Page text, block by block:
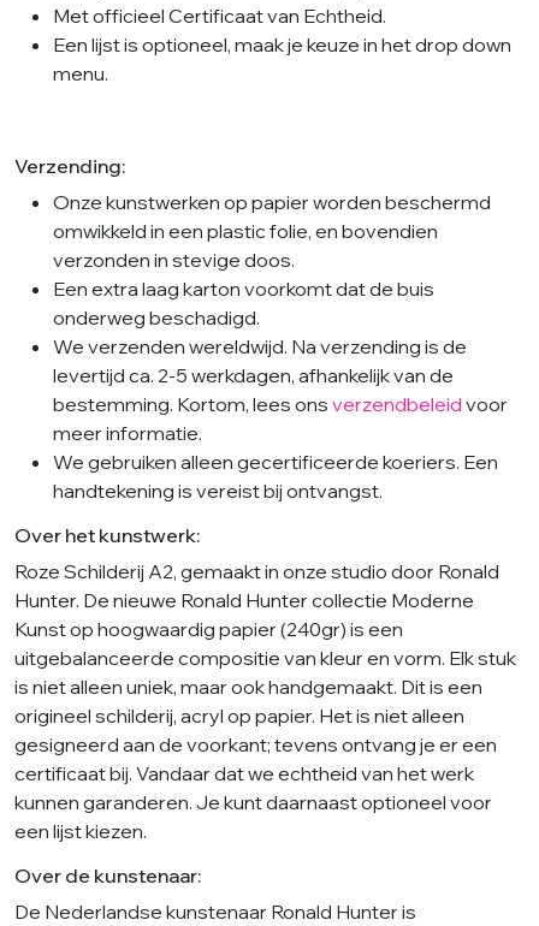
Met officieel Certificaat van Echtheid.
Een lijst is optioneel, maak je keuze in het drop down
menu.
Verzending:
Onze kunstwerken op papier worden beschermd
omwikkeld in een plastic folie, en bovendien
verzonden in stevige doos.
Een extra laag karton voorkomt dat de buis
onderweg beschadigd.
We verzenden wereldwijd. Na verzending is de
levertijd ca. 2-5 werkdagen, afhankelijk van de
bestemming. Kortom, lees ons verzendbeleid voor
meer informatie.
We gebruiken alleen gecertificeerde koeriers. Een
handtekening is vereist bij ontvangst.
Over het kunstwerk:
Roze Schilderij A2, gemaakt in onze studio door Ronald
Hunter. De nieuwe Ronald Hunter collectie Moderne
Kunst op hoogwaardig papier (240gr) is een
uitgebalanceerde compositie van kleur en vorm. Elk stuk
is niet alleen uniek, maar ook handgemaakt. Dit is een
origineel schilderij, acryl op papier. Het is niet alleen
gesigneerd aan de voorkant; tevens ontvang je er een
certificaat bij. Vandaar dat we echtheid van het werk
kunnen garanderen. Je kunt daarnaast optioneel voor
een lijst kiezen.
Over de kunstenaar:
De Nederlandse kunstenaar Ronald Hunter is